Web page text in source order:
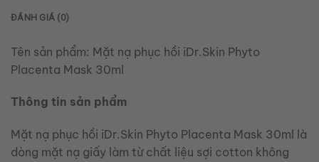
ĐÁNH GIÁ (0)
Tên sản phẩm: Mặt nạ phục hồi iDr.Skin Phyto
Placenta Mask 30ml
Thông tin sản phẩm
Mặt nạ phục hồi iDr.Skin Phyto Placenta Mask 30ml là
dòng mặt nạ giấy làm từ chất liệu sợi cotton không